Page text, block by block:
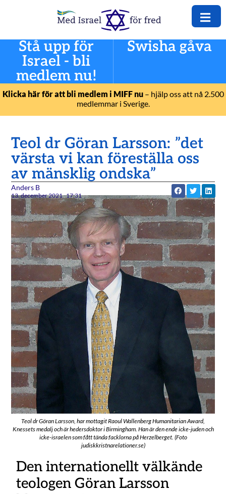
Stå upp för
Israel - bli
medlem nu!
Swisha gåva
Klicka här för att bli medlem i MIFF nu– hjälp oss att nå 2.500
medlemmar i Sverige.
Teol dr Göran Larsson: ”det
värsta vi kan föreställa oss
av mänsklig ondska”
Anders B
13. december 2021 17:31
Teol dr Göran Larsson, har mottagit Raoul Wallenberg Humanitarian Award,
Knessets medalj och är hedersdoktor i Birmingham. Han är den ende icke-juden och
icke-israelen som fått tända facklorna på Herzelberget. (Foto
judiskkristnarelationer.se)
Den internationellt välkände
teologen Göran Larsson